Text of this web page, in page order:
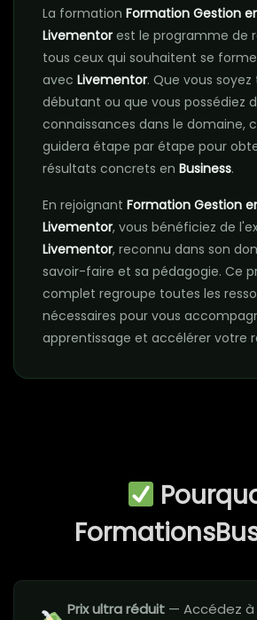
La formation Formation Gestion
Livementor est le programme de
tous ceux qui souhaitent se
avec Livementor. Que vous
débutant ou que vous possédiez
connaissances dans le domaine,
guidera étape par étape pour
résultats concrets en Business.
En rejoignant Formation Gestion
Livementor, vous bénéficiez de
Livementor, reconnu dans son
savoir-faire et sa pédagogie. Ce
complet regroupe toutes les
nécessaires pour vous
apprentissage et accélérer votre
Prix ultra réduit — Accédez